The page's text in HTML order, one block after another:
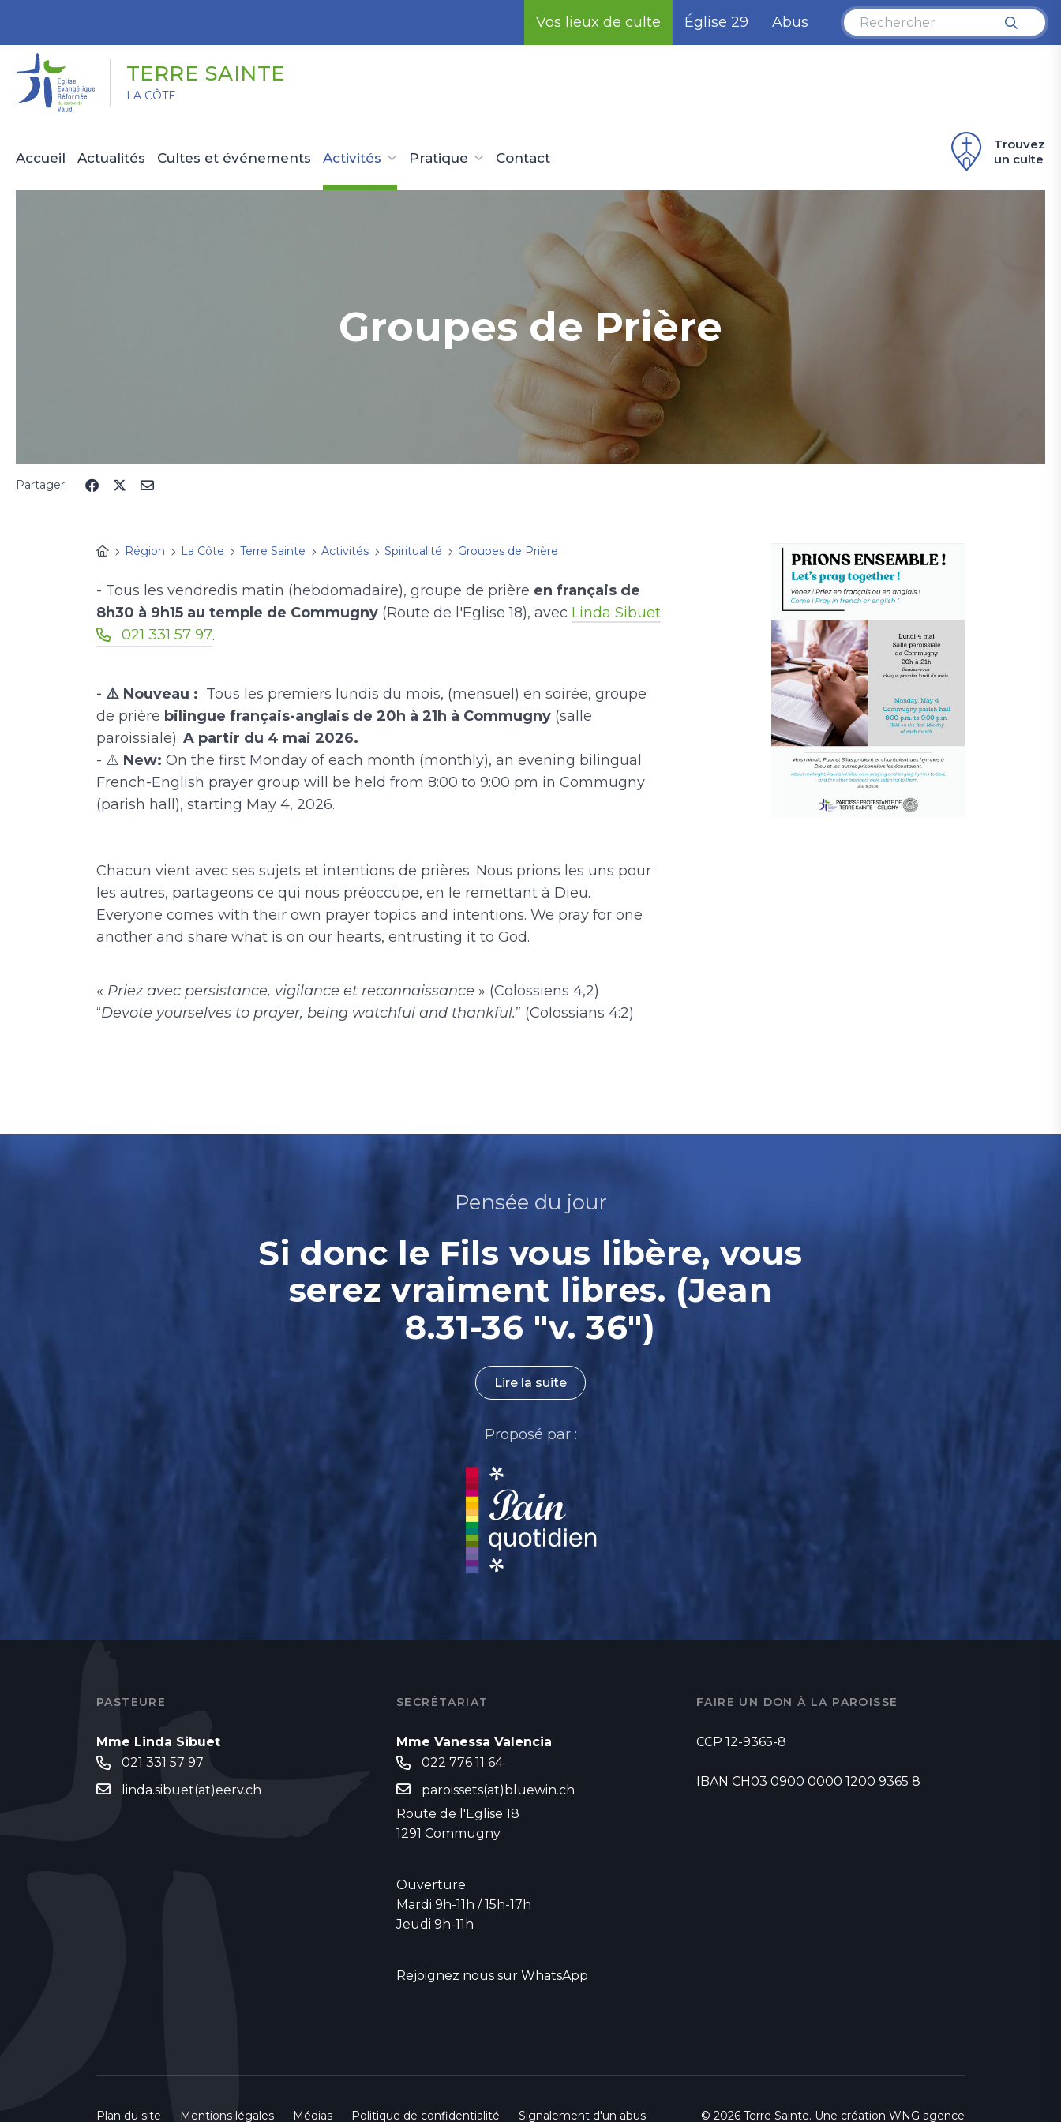
Vos lieux de culte Église 29 Abus
TERRE SAINTE
LA CÔTE
Accueil Actualités Cultes et événements Activités Pratique Contact
Trouvez
un culte
Groupes de Prière
Partager :
Région La Côte Terre Sainte Activités Spiritualité Groupes de Prière
- Tous les vendredis matin (hebdomadaire), groupe de prière en français de
8h30 à 9h15 au temple de Commugny (Route de l'Eglise 18), avec Linda Sibuet
021 331 57 97.
- ⚠️ Nouveau : Tous les premiers lundis du mois, (mensuel) en soirée, groupe
de prière bilingue français-anglais de 20h à 21h à Commugny (salle
paroissiale). A partir du 4 mai 2026.
- ⚠️ New: On the first Monday of each month (monthly), an evening bilingual
French-English prayer group will be held from 8:00 to 9:00 pm in Commugny
(parish hall), starting May 4, 2026.
Chacun vient avec ses sujets et intentions de prières. Nous prions les uns pour
les autres, partageons ce qui nous préoccupe, en le remettant à Dieu.
Everyone comes with their own prayer topics and intentions. We pray for one
another and share what is on our hearts, entrusting it to God.
« Priez avec persistance, vigilance et reconnaissance » (Colossiens 4,2)
“Devote yourselves to prayer, being watchful and thankful.” (Colossians 4:2)
Pensée du jour
Si donc le Fils vous libère, vous
serez vraiment libres. (Jean
8.31-36 "v. 36")
Lire la suite
Proposé par :
PASTEURE
Mme Linda Sibuet
021 331 57 97
linda.sibuet(at)eerv.ch
SECRÉTARIAT
Mme Vanessa Valencia
022 776 11 64
paroissets(at)bluewin.ch
Route de l'Eglise 18
1291 Commugny
Ouverture
Mardi 9h-11h / 15h-17h
Jeudi 9h-11h
Rejoignez nous sur WhatsApp
FAIRE UN DON À LA PAROISSE
CCP 12-9365-8
IBAN CH03 0900 0000 1200 9365 8
Plan du site Mentions légales Médias Politique de confidentialité Signalement d'un abus © 2026 Terre Sainte. Une création WNG agence